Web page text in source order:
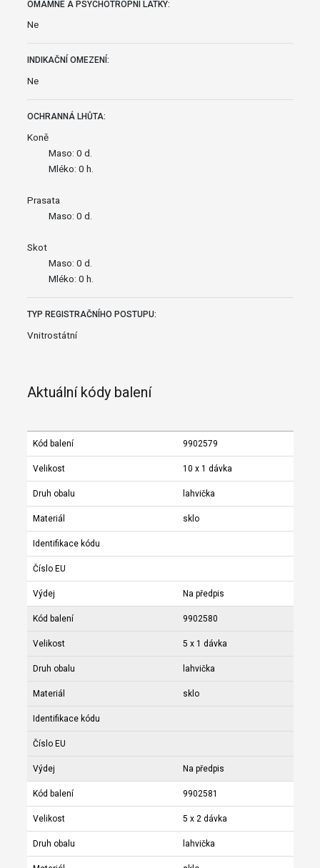
OMAMNÉ A PSYCHOTROPNÍ LÁTKY:
Ne
INDIKAČNÍ OMEZENÍ:
Ne
OCHRANNÁ LHŮTA:
Koně
Maso: 0 d.
Mléko: 0 h.
Prasata
Maso: 0 d.
Skot
Maso: 0 d.
Mléko: 0 h.
TYP REGISTRAČNÍHO POSTUPU:
Vnitrostátní
Aktuální kódy balení
Kód balení 9902579
Velikost 10 x 1 dávka
Druh obalu lahvička
Materiál sklo
Identifikace kódu
Číslo EU
Výdej Na předpis
Kód balení 9902580
Velikost 5 x 1 dávka
Druh obalu lahvička
Materiál sklo
Identifikace kódu
Číslo EU
Výdej Na předpis
Kód balení 9902581
Velikost 5 x 2 dávka
Druh obalu lahvička